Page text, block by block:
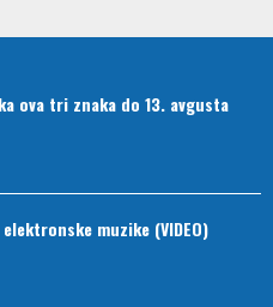
ova tri znaka do 13. avgusta
muzike (VIDEO)